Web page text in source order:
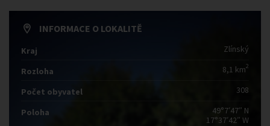
INFORMACE O LOKALITĚ
Kraj Zlínský
Rozloha 8,1 km2
Počet obyvatel 308
Poloha
49°7′47″ N
17°37′42″ W